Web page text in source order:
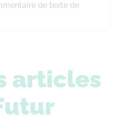
de texte de
articles